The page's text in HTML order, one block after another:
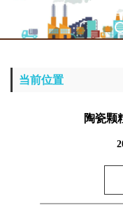
当前位置
陶瓷颗